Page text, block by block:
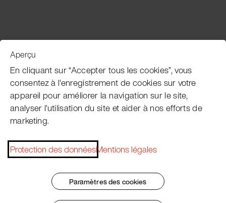
Service clientèle
Subscribe Pacojet Newsletter
Would you like to be regularly updated on news, event
Aperçu
En cliquant sur “Accepter tous les cookies”, vous
consentez à l'enregistrement de cookies sur votre
appareil pour améliorer la navigation sur le site,
analyser l'utilisation du site et aider à nos efforts de
marketing.
Protection des donnéesMentions légales
Paramètres des cookies